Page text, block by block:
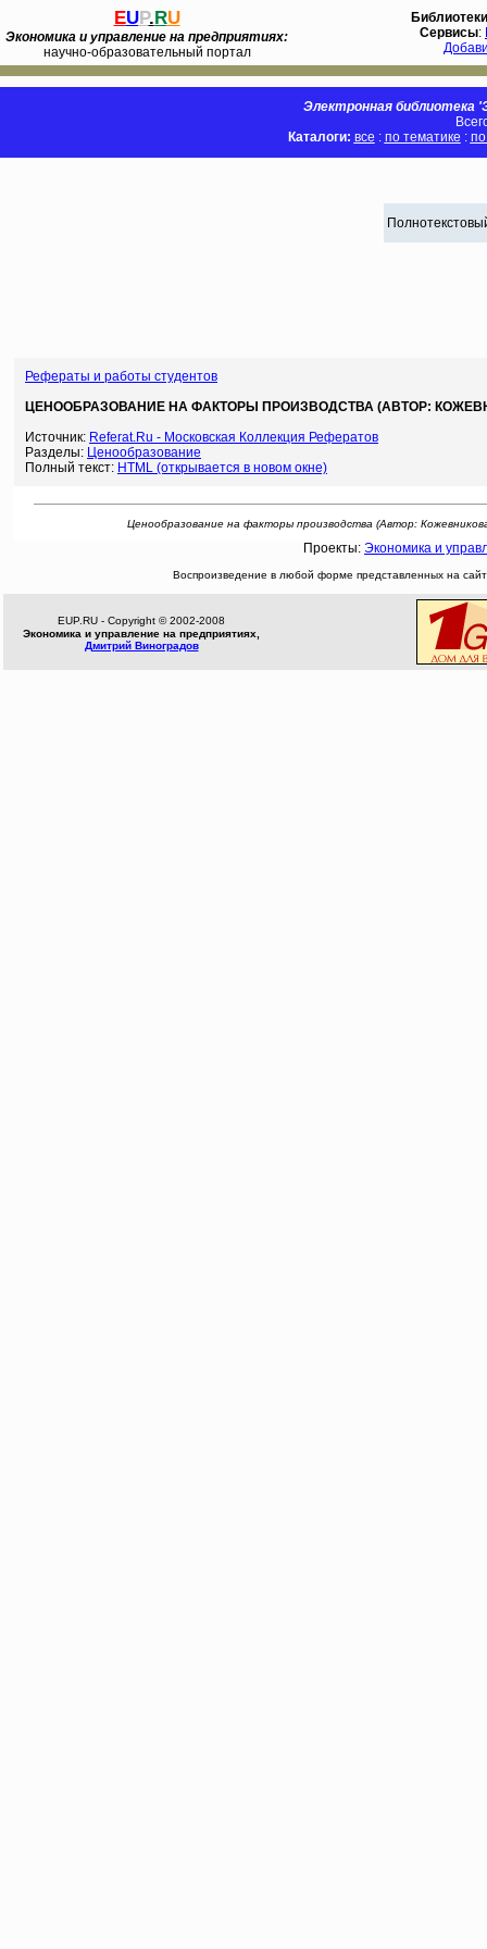
EUP.RU
Экономика и управление на предприятиях:
научно-образовательный портал
Библиотеки
Сервисы:
Электронная библиотека
Каталоги: все : по тематике :
Рефераты и работы студентов
ЦЕНООБРАЗОВАНИЕ НА ФАКТОРЫ ПРОИЗВОДСТВА (АВТОР:
Источник: Referat.Ru - Московская Коллекция Рефератов
Разделы: Ценообразование
Полный текст: HTML (открывается в новом окне)
Ценообразование на факторы производства (Автор:
Проекты: Экономика и
Воспроизведение в любой форме представленных на
EUP.RU - Copyright © 2002-2008
Экономика и управление на предприятиях,
Дмитрий Виноградов